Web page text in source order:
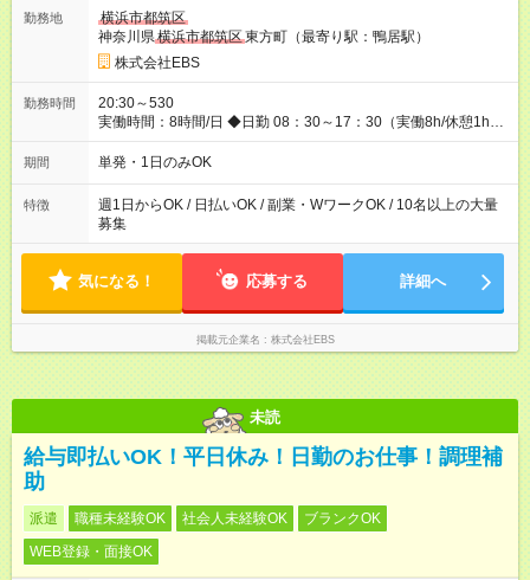
共交通機関を利用の履歴を提出で、交通費全額支給！ 自動車通
勤・バイク通勤もOK ◆日当保証 たとえ仕事が1時間で終わって
も 日当は全額お支払いします！ 業者さんと協力し合って、早く
仕事を終えるほど、お得……！ ◆その他 資格応援手当・隊長手
当等 アルバイトから社員雇用までのキャリアアップを楽しめ
るスキームをご用意しております☆ 【試用期間】試用期間なし
勤務地
横浜市都筑区
神奈川県横浜市都筑区東方町（最寄り駅：鴨居駅）
株式会社EBS
勤務時間
20:30～530
実働時間：8時間/日 ◆日勤 08：30～17：30（実働8h/休憩1h）
◆夜勤 20：30～翌05：30（実働8h/休憩1h） ※勤務地により勤
務時間は多少変動あり ◆希望のシフトで働ける！ 希望の勤務日
夜勤・深夜・早朝のお仕事もございます
期間 単発・1日のみOK
特徴
週1日からOK / 日払いOK / 副業・WワークOK / 10名以上の大量
募集
気になる！ 応募する 詳細へ
掲載元企業名 株式会社EBS
未読
給与即払いOK！平日休み！日勤のお仕事！調理補
助
派遣 職種未経験OK 社会人未経験OK
ブランクOK
WEB登録・面接OK